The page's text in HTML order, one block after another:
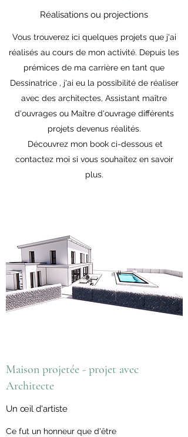
Réalisations ou projections
Vous trouverez ici quelques projets que j'ai
réalisés au cours de mon activité. Depuis les
prémices de ma carrière en tant que
Dessinatrice , j'ai eu la possibilité de réaliser
avec des architectes, Assistant maître
d'ouvrages ou Maître d'ouvrage différents
projets devenus réalités.
Découvrez mon book ci-dessous et
contactez moi si vous souhaitez en savoir
plus.
Maison projetée - projet avec
Architecte
Un œil d'artiste
Ce fut un honneur que d'être